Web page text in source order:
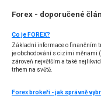
Forex - doporučené
Co je FOREX?
Základní informace o finančním
je obchodování s cizími měnami
zároveň největším a také
trhem na světě.
Forex brokeři - jak správně